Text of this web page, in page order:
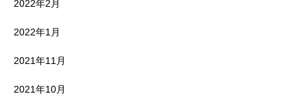
2022年2月
2022年1月
2021年11月
2021年10月